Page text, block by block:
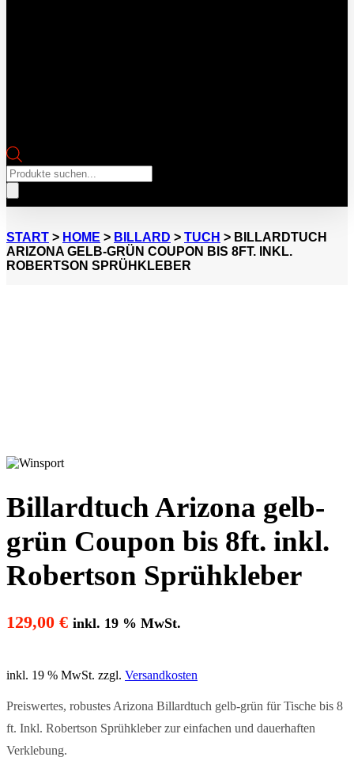
Products
search
START > HOME > BILLARD > TUCH > BILLARDTUCH
ARIZONA GELB-GRÜN COUPON BIS 8FT. INKL.
ROBERTSON SPRÜHKLEBER
Billardtuch Arizona gelb-
grün Coupon bis 8ft. inkl.
Robertson Sprühkleber
129,00 € inkl. 19 % MwSt.
inkl. 19 % MwSt. zzgl. Versandkosten
Preiswertes, robustes Arizona Billardtuch gelb-grün für Tische bis 8
ft. Inkl. Robertson Sprühkleber zur einfachen und dauerhaften
Verklebung.